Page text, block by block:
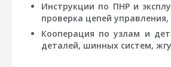
Инструкции по ПНР и
проверка цепей
Кооперация по узлам и
деталей, шинных систем,